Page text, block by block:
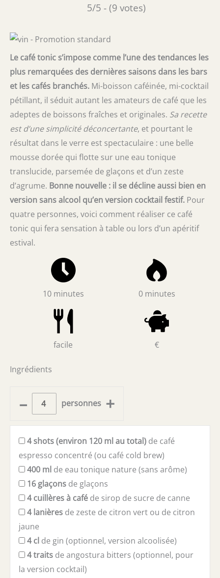
5/5 - (9 votes)
Le café tonic s’impose comme l’une des tendances les
plus remarquées des dernières saisons dans les bars
et les cafés branchés. Mi-boisson caféinée, mi-cocktail
pétillant, il séduit autant les amateurs de café que les
adeptes de boissons fraîches et originales. Sa recette
est d’une simplicité déconcertante, et pourtant le
résultat dans le verre est spectaculaire : une belle
mousse dorée qui flotte sur une eau tonique
translucide, parsemée de glaçons et d’un zeste
d’agrume. Bonne nouvelle : il se décline aussi bien en
version sans alcool qu’en version cocktail festif. Pour
quatre personnes, voici comment réaliser ce café
tonic qui fera sensation à table ou lors d’un apéritif
estival.
10 minutes 0 minutes
facile €
Ingrédients
– personnes +
4shots (environ 120 ml au total) de café
espresso concentré (ou café cold brew)
400 ml de eau tonique nature (sans arôme)
16 glaçons de glaçons
4 cuillères à café de sirop de sucre de canne
4 lanières de zeste de citron vert ou de citron
jaune
4 cl de gin (optionnel, version alcoolisée)
4traits de angostura bitters (optionnel, pour
la version cocktail)